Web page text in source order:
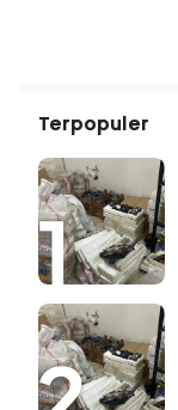
Terpopuler